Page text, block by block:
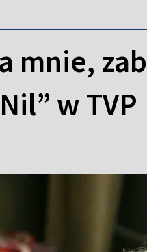
mnie,
w TVP